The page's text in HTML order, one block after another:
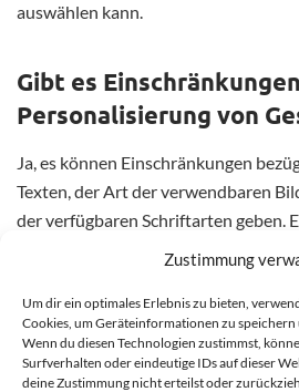
Zustimmung
Um dir ein optimales Erlebnis zu bieten,
Cookies, um Geräteinformationen zu
Wenn du diesen Technologien zustimmst,
Surfverhalten oder eindeutige IDs auf dieser
deine Zustimmung nicht erteilst oder
auswählen kann.
Gibt es
Personalisierung von
Ja, es können Einschränkungen
Texten, der Art der verwendbaren
der verfügbaren Schriftarten geben.
auch Richtlinien gegen
geschützte Inhalte. Es ist wichtig,
des jeweiligen Anbieters zu beachten.
Wie pflege ich